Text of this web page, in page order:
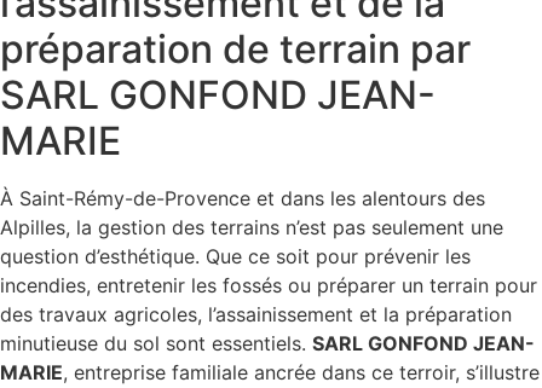
préparation de terrain par
SARL GONFOND JEAN-
MARIE
À Saint-Rémy-de-Provence et dans les alentours des
Alpilles, la gestion des terrains n’est pas seulement une
question d’esthétique. Que ce soit pour prévenir les
incendies, entretenir les fossés ou préparer un terrain pour
des travaux agricoles, l’assainissement et la préparation
minutieuse du sol sont essentiels. SARL GONFOND JEAN-
MARIE, entreprise familiale ancrée dans ce terroir, s’illustre